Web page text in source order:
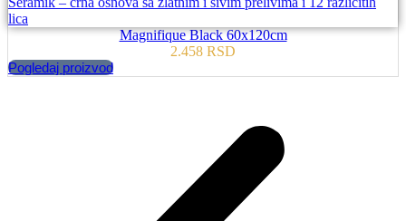
Magnifique Black 60x120cm
2.458 RSD
Pogledaj proizvod